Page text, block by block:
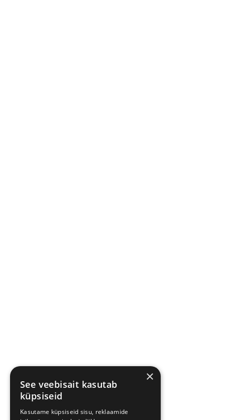
×
See veebisait kasutab
küpsiseid
Kasutame küpsiseid sisu, reklaamide